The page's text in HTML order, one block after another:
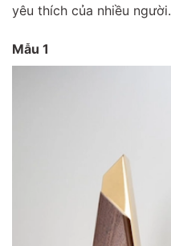
yêu thích của nhiều người.
Mẫu 1